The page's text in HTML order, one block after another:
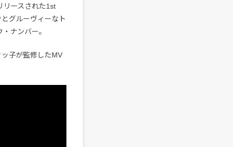
リースされた1st
グルーヴィーなト
ナンバー。
子が監修したMV